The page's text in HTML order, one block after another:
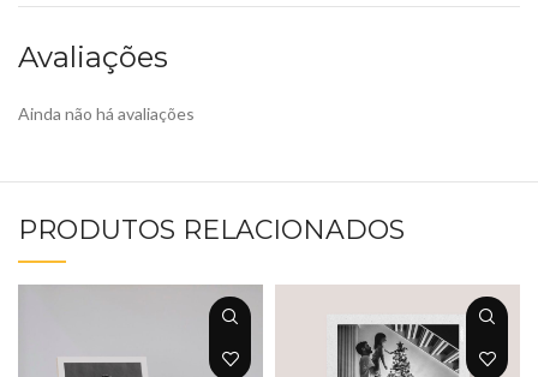
Avaliações
Ainda não há avaliações
PRODUTOS RELACIONADOS